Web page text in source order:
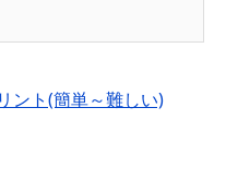
ント(簡単～難しい)